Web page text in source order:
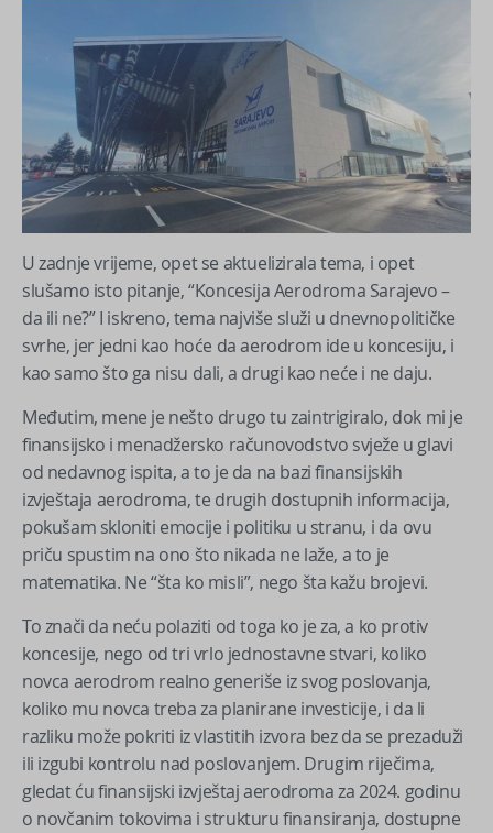
U zadnje vrijeme, opet se aktuelizirala tema, i opet
slušamo isto pitanje, “Koncesija Aerodroma Sarajevo –
da ili ne?” I iskreno, tema najviše služi u dnevnopolitičke
svrhe, jer jedni kao hoće da aerodrom ide u koncesiju, i
kao samo što ga nisu dali, a drugi kao neće i ne daju.
Međutim, mene je nešto drugo tu zaintrigiralo, dok mi je
finansijsko i menadžersko računovodstvo svježe u glavi
od nedavnog ispita, a to je da na bazi finansijskih
izvještaja aerodroma, te drugih dostupnih informacija,
pokušam skloniti emocije i politiku u stranu, i da ovu
priču spustim na ono što nikada ne laže, a to je
matematika. Ne “šta ko misli”, nego šta kažu brojevi.
To znači da neću polaziti od toga ko je za, a ko protiv
koncesije, nego od tri vrlo jednostavne stvari, koliko
novca aerodrom realno generiše iz svog poslovanja,
koliko mu novca treba za planirane investicije, i da li
razliku može pokriti iz vlastitih izvora bez da se prezaduži
ili izgubi kontrolu nad poslovanjem. Drugim riječima,
gledat ću finansijski izvještaj aerodroma za 2024. godinu
o novčanim tokovima i strukturu finansiranja, dostupne